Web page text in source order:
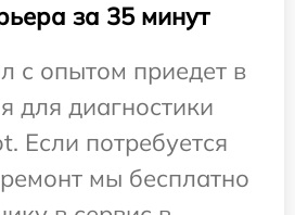
за 35 минут
с опытом приедет в
для диагностики
Если потребуется
мы бесплатно